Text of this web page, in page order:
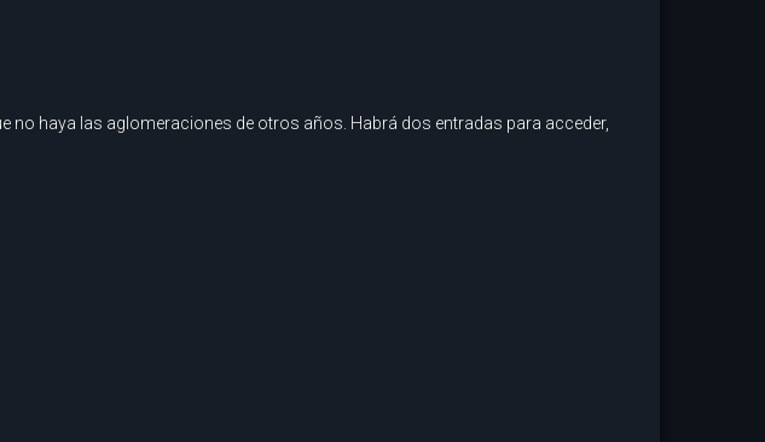
no haya las aglomeraciones de otros años. Habrá dos entradas para acceder,